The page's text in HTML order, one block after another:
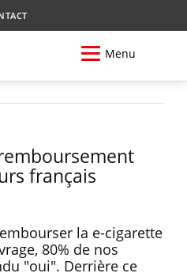
Menu
français
la e-cigarette
80% de nos
"oui". Derrière ce